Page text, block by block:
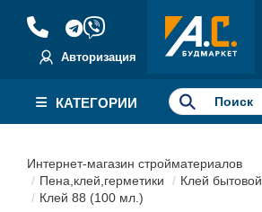
Авторизация
КАТЕГОРИИ
Интернет-магазин стройматериалов
Пена,клей,герметики
Клей бытовой
Клей 88 (100 мл.)